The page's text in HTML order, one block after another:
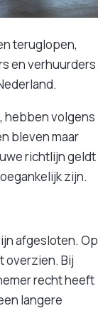
teruglopen,
en verhuurders
hebben volgens
bleven maar
richtlijn geldt
zijn.
afgesloten. Op
overzien. Bij
recht heeft
langere